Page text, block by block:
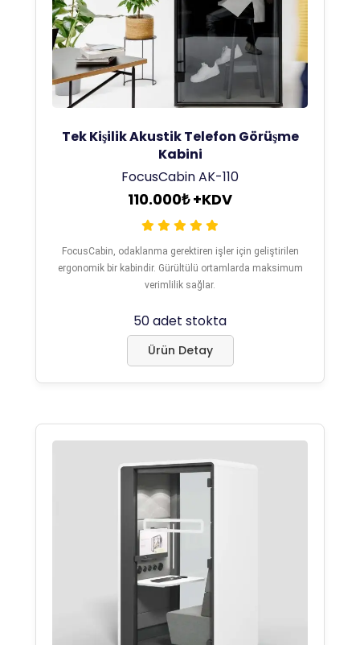
Tek Kişilik Akustik Telefon Görüşme
Kabini
FocusCabin AK-110
110.000₺ +KDV
FocusCabin, odaklanma gerektiren işler için geliştirilen
ergonomik bir kabindir. Gürültülü ortamlarda maksimum
verimlilik sağlar.
50 adet stokta
Ürün Detay